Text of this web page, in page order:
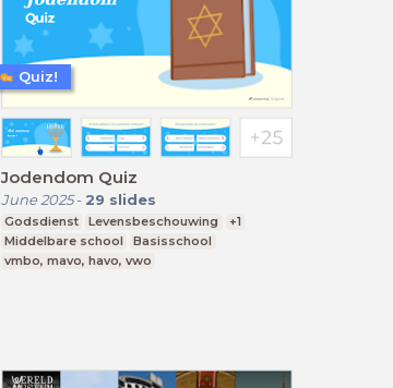
Jodendom Quiz
June 2025- 29 slides
Godsdienst Levensbeschouwing
+1
Middelbare school
Basisschool
vmbo, mavo, havo, vwo
Quiz!